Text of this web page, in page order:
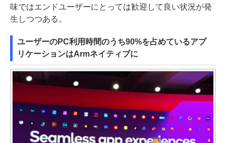
味ではエンドユーザーにとっては歓迎して良い状況が発
生しつつある。
ユーザーのPC利用時間のうち90%を占めているアプ
リケーションはArmネイティブに